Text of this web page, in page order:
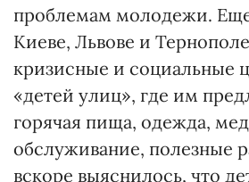
проблемам молодежи. Еще
Киеве, Львове и
кризисные и социальные
«детей улиц», где им
горячая пища, одежда,
обслуживание, полезные
вскоре выяснилось, что